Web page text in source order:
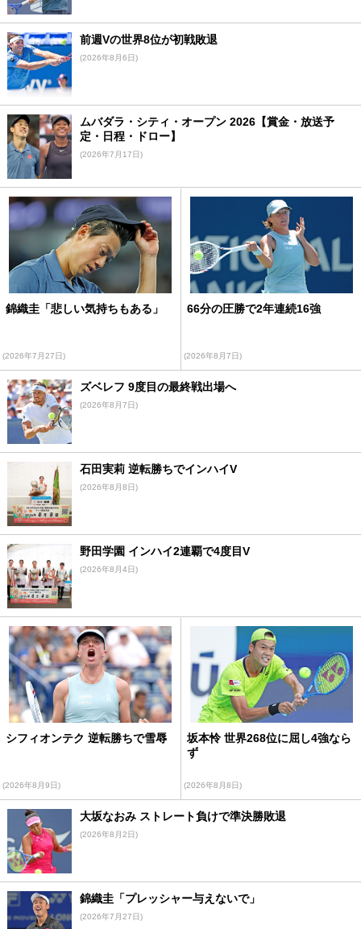
前週Vの世界8位が初戦敗退
(2026年8月6日)
ムバダラ・シティ・オープン 2026【賞金・放送予
定・日程・ドロー】
(2026年7月17日)
錦織圭「悲しい気持ちもある」
(2026年7月27日)
66分の圧勝で2年連続16強
(2026年8月7日)
ズベレフ 9度目の最終戦出場へ
(2026年8月7日)
石田実莉 逆転勝ちでインハイV
(2026年8月8日)
野田学園 インハイ2連覇で4度目V
(2026年8月4日)
シフィオンテク 逆転勝ちで雪辱
(2026年8月9日)
坂本怜 世界268位に屈し4強なら
ず
(2026年8月8日)
大坂なおみ ストレート負けで準決勝敗退
(2026年8月2日)
錦織圭「プレッシャー与えないで」
(2026年7月27日)